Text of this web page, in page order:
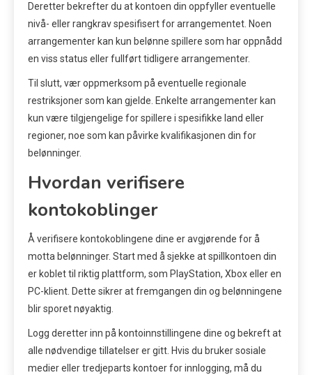
Deretter bekrefter du at kontoen din oppfyller eventuelle
nivå- eller rangkrav spesifisert for arrangementet. Noen
arrangementer kan kun belønne spillere som har oppnådd
en viss status eller fullført tidligere arrangementer.
Til slutt, vær oppmerksom på eventuelle regionale
restriksjoner som kan gjelde. Enkelte arrangementer kan
kun være tilgjengelige for spillere i spesifikke land eller
regioner, noe som kan påvirke kvalifikasjonen din for
belønninger.
Hvordan verifisere
kontokoblinger
Å verifisere kontokoblingene dine er avgjørende for å
motta belønninger. Start med å sjekke at spillkontoen din
er koblet til riktig plattform, som PlayStation, Xbox eller en
PC-klient. Dette sikrer at fremgangen din og belønningene
blir sporet nøyaktig.
Logg deretter inn på kontoinnstillingene dine og bekreft at
alle nødvendige tillatelser er gitt. Hvis du bruker sosiale
medier eller tredjeparts kontoer for innlogging, må du